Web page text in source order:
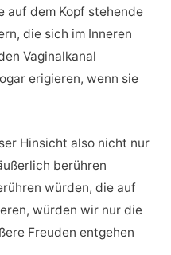
auf dem Kopf stehende
die sich im Inneren
Vaginalkanal
erigieren, wenn sie
Hinsicht also nicht nur
berühren
würden, die auf
würden wir nur die
Freuden entgehen